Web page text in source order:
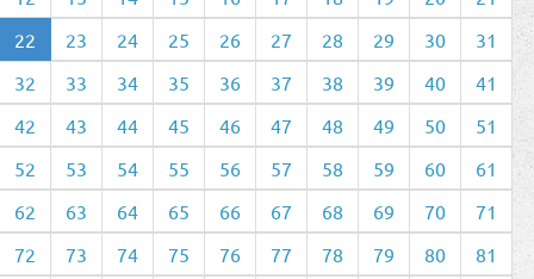
22
23 24 25 26 27 28 29 30
31
32
33 34 35 36 37 38 39 40
41
42
43 44 45 46 47 48 49 50
51
52
53 54 55 56 57 58 59 60
61
62
63 64 65 66 67 68 69 70
71
72
73 74 75 76 77 78 79 80
81